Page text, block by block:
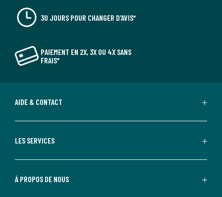
30 JOURS POUR CHANGER D'AVIS*
PAIEMENT EN 2X, 3X OU 4X SANS
FRAIS*
AIDE & CONTACT
LES SERVICES
À PROPOS DE NOUS